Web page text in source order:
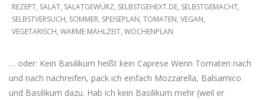
10
REZEPT, SALAT, SALATGEWÜRZ, SELBSTGEHEXT.DE, SELBSTGEMACHT,
SELBSTVERSUCH, SOMMER, SPEISEPLAN, TOMATEN, VEGAN,
VEGETARISCH, WARME MAHLZEIT, WOCHENPLAN
… oder: Kein Basilikum heißt kein Caprese Wenn Tomaten nach
und nach nachreifen, pack ich einfach Mozzarella, Balsamico
und Basilikum dazu. Hab ich kein Basilikum mehr (weil er